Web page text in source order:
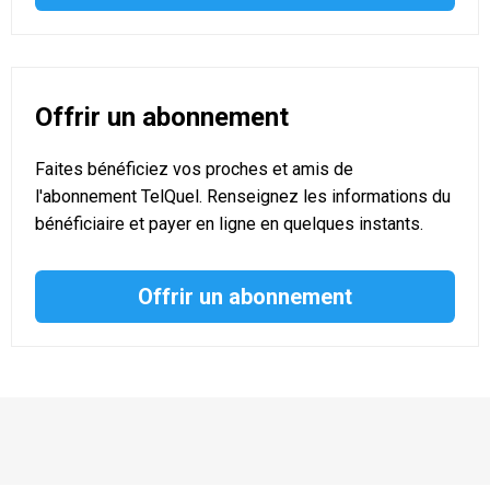
Offrir un abonnement
Faites bénéficiez vos proches et amis de
l'abonnement TelQuel. Renseignez les informations du
bénéficiaire et payer en ligne en quelques instants.
Offrir un abonnement